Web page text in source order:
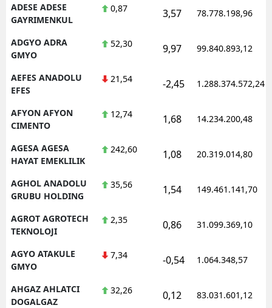
ADESE ADESE
GAYRIMENKUL
0,87 3,57 78.778.198,96
ADGYO ADRA
GMYO
52,30 9,97 99.840.893,12
AEFES ANADOLU
EFES
21,54 -2,45 1.288.374.572,24
AFYON AFYON
CIMENTO
12,74 1,68 14.234.200,48
AGESA AGESA
HAYAT EMEKLILIK
242,60 1,08 20.319.014,80
AGHOL ANADOLU
GRUBU HOLDING
35,56 1,54 149.461.141,70
AGROT AGROTECH
TEKNOLOJI
2,35 0,86 31.099.369,10
AGYO ATAKULE
GMYO
7,34 -0,54 1.064.348,57
AHGAZ AHLATCI
DOGALGAZ
32,26 0,12 83.031.601,12